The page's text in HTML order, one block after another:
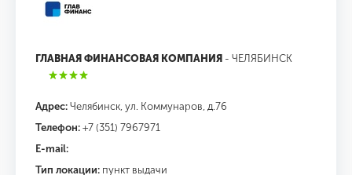
ГЛАВНАЯ ФИНАНСОВАЯ КОМПАНИЯ - ЧЕЛЯБИНСК
Адрес: Челябинск, ул. Коммунаров, д.76
Телефон: +7 (351) 7967971
E-mail:
Тип локации: пункт выдачи